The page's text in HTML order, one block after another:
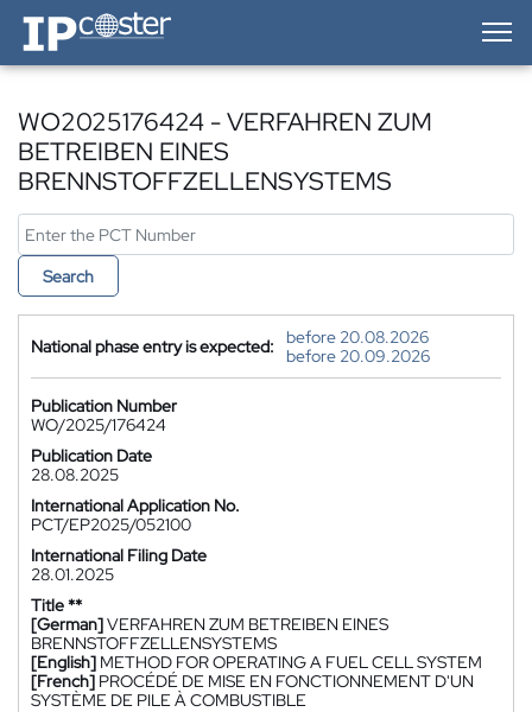
IP-Coster — Home
WO2025176424 - VERFAHREN ZUM
BETREIBEN EINES
BRENNSTOFFZELLENSYSTEMS
Search
National phase entry is expected:
before 20.08.2026
before 20.09.2026
Publication Number
WO/2025/176424
Publication Date
28.08.2025
International Application No.
PCT/EP2025/052100
International Filing Date
28.01.2025
Title **
[German]VERFAHREN ZUM BETREIBEN EINES
BRENNSTOFFZELLENSYSTEMS
[English] METHOD FOR OPERATING A FUEL CELL SYSTEM
[French] PROCÉDÉ DE MISE EN FONCTIONNEMENT D'UN
SYSTÈME DE PILE À COMBUSTIBLE